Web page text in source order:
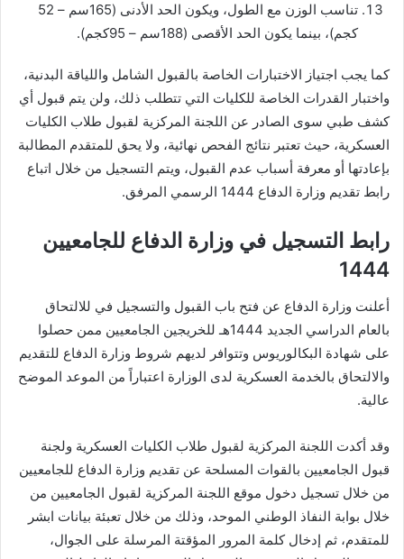
تناسب الوزن مع الطول، ويكون الحد الأدنى (165سم – 52
كجم)، بينما يكون الحد الأقصى (188سم – 95كجم).
كما يجب اجتياز الاختبارات الخاصة بالقبول الشامل واللياقة البدنية،
واختبار القدرات الخاصة للكليات التي تتطلب ذلك، ولن يتم قبول أي
كشف طبي سوى الصادر عن اللجنة المركزية لقبول طلاب الكليات
العسكرية، حيث تعتبر نتائج الفحص نهائية، ولا يحق للمتقدم المطالبة
بإعادتها أو معرفة أسباب عدم القبول، ويتم التسجيل من خلال اتباع
رابط تقديم وزارة الدفاع 1444 الرسمي المرفق.
رابط التسجيل في وزارة الدفاع للجامعيين
1444
أعلنت وزارة الدفاع عن فتح باب القبول والتسجيل في للالتحاق
بالعام الدراسي الجديد 1444هـ للخريجين الجامعيين ممن حصلوا
على شهادة البكالوريوس وتتوافر لديهم شروط وزارة الدفاع للتقديم
والالتحاق بالخدمة العسكرية لدى الوزارة اعتباراً من الموعد الموضح
عالية.
وقد أكدت اللجنة المركزية لقبول طلاب الكليات العسكرية ولجنة
قبول الجامعيين بالقوات المسلحة عن تقديم وزارة الدفاع للجامعيين
من خلال تسجيل دخول موقع اللجنة المركزية لقبول الجامعيين من
خلال بوابة النفاذ الوطني الموحد، وذلك من خلال تعبئة بيانات ابشر
للمتقدم، ثم إدخال كلمة المرور المؤقتة المرسلة على الجوال،